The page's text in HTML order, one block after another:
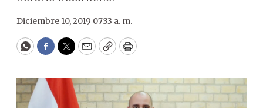
Diciembre 10, 2019 07:33 a. m.
WhatsApp
Facebook
Twitter
EmailCopyPrint